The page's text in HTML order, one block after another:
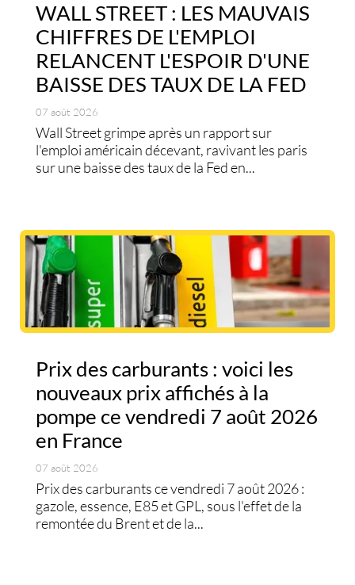
WALL STREET : LES MAUVAIS
CHIFFRES DE L'EMPLOI
RELANCENT L'ESPOIR D'UNE
BAISSE DES TAUX DE LA FED
07 août 2026
Wall Street grimpe après un rapport sur
l'emploi américain décevant, ravivant les paris
sur une baisse des taux de la Fed en...
Prix des carburants : voici les
nouveaux prix affichés à la
pompe ce vendredi 7 août 2026
en France
07 août 2026
Prix des carburants ce vendredi 7 août 2026 :
gazole, essence, E85 et GPL, sous l'effet de la
remontée du Brent et de la...